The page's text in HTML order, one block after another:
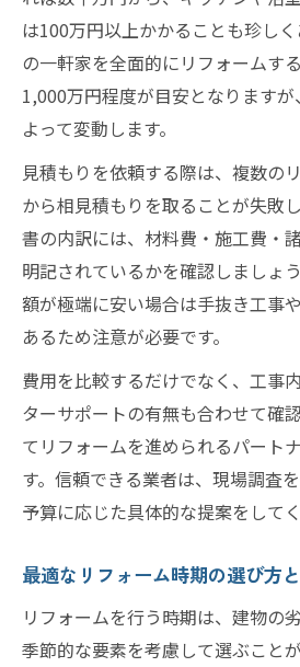
は100万円以上かかることも珍し
の一軒家を全面的にリフォームす
1,000万円程度が目安となります
よって変動します。
見積もりを依頼する際は、複数の
から相見積もりを取ることが失敗
書の内訳には、材料費・施工費・
明記されているかを確認しましょ
額が極端に安い場合は手抜き工事
あるため注意が必要です。
費用を比較するだけでなく、工事
ターサポートの有無も合わせて確
てリフォームを進められるパート
す。信頼できる業者は、現場調査
予算に応じた具体的な提案をしてく
最適なリフォーム時期の選び方
リフォームを行う時期は、建物の
季節的な要素を考慮して選ぶこと